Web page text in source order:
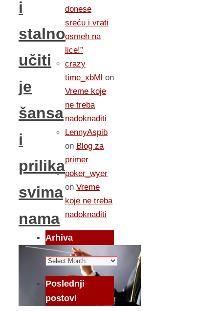
i
stalno
učiti
je
šansa
i
prilika
svima
nama
donese
sreću i vrati
osmeh na
lice!”
crazy
time_xbMl on
Vreme koje
ne treba
nadoknaditi
LennyAspib
on Blog za
primer
poker_wyer
on Vreme
koje ne treba
nadoknaditi
Arhiva
Arhiva
Poslednji
postovi